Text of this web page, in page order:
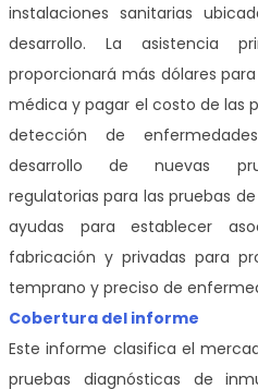
instalaciones sanitarias
desarrollo. La asistencia
proporcionará más dólares
médica y pagar el costo de las
detección de
desarrollo de nuevas
regulatorias para las pruebas
ayudas para establecer
fabricación y privadas para
temprano y preciso de
Cobertura del informe
Este informe clasifica el
pruebas diagnósticas de